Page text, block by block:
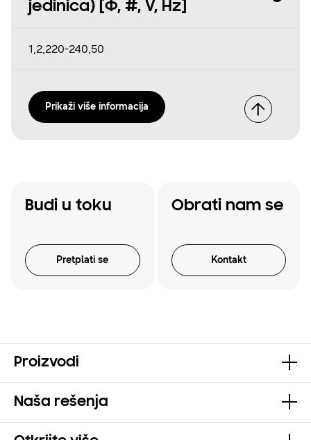
jedinica) [Φ, #, V, Hz]
1,2,220-240,50
Prikaži više informacija
Budi u toku
Pretplati se
Obrati nam se
Kontakt
Proizvodi
Naša rešenja